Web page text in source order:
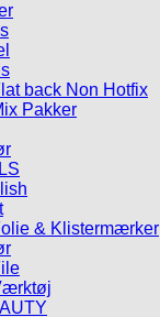
back Non Hotfix
Pakker
& Klistermærker